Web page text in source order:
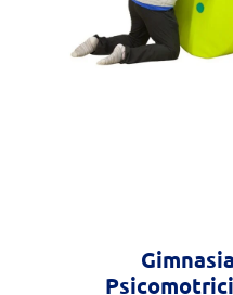
Gimnasia